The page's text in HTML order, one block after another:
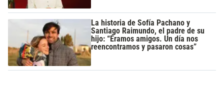
La historia de Sofía Pachano y
Santiago Raimundo, el padre de su
hijo: “Éramos amigos. Un día nos
reencontramos y pasaron cosas”